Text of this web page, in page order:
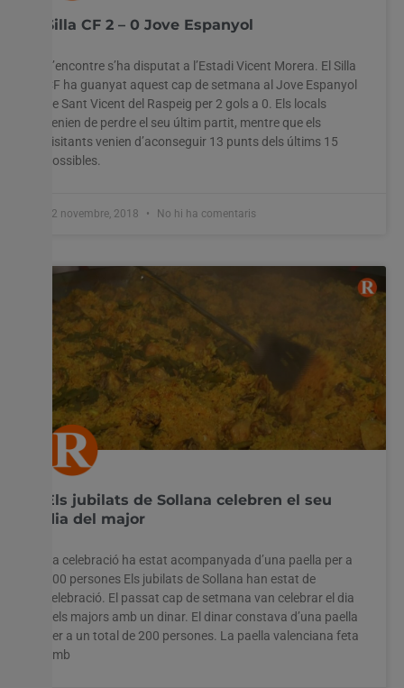
Silla CF 2 – 0 Jove Espanyol
L’encontre s’ha disputat a l’Estadi Vicent Morera. El Silla
CF ha guanyat aquest cap de setmana al Jove Espanyol
de Sant Vicent del Raspeig per 2 gols a 0. Els locals
venien de perdre el seu últim partit, mentre que els
visitants venien d’aconseguir 13 punts dels últims 15
possibles.
12 novembre, 2018 No hi ha comentaris
Els jubilats de Sollana celebren el seu
dia del major
La celebració ha estat acompanyada d’una paella per a
200 persones Els jubilats de Sollana han estat de
celebració. El passat cap de setmana van celebrar el dia
dels majors amb un dinar. El dinar constava d’una paella
per a un total de 200 persones. La paella valenciana feta
amb